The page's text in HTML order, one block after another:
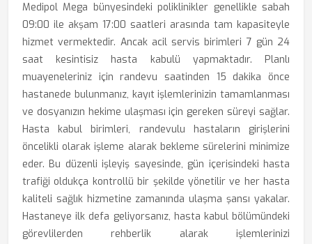
Medipol Mega bünyesindeki poliklinikler genellikle sabah
09:00 ile akşam 17:00 saatleri arasında tam kapasiteyle
hizmet vermektedir. Ancak acil servis birimleri 7 gün 24
saat kesintisiz hasta kabulü yapmaktadır. Planlı
muayeneleriniz için randevu saatinden 15 dakika önce
hastanede bulunmanız, kayıt işlemlerinizin tamamlanması
ve dosyanızın hekime ulaşması için gereken süreyi sağlar.
Hasta kabul birimleri, randevulu hastaların girişlerini
öncelikli olarak işleme alarak bekleme sürelerini minimize
eder. Bu düzenli işleyiş sayesinde, gün içerisindeki hasta
trafiği oldukça kontrollü bir şekilde yönetilir ve her hasta
kaliteli sağlık hizmetine zamanında ulaşma şansı yakalar.
Hastaneye ilk defa geliyorsanız, hasta kabul bölümündeki
görevlilerden rehberlik alarak işlemlerinizi